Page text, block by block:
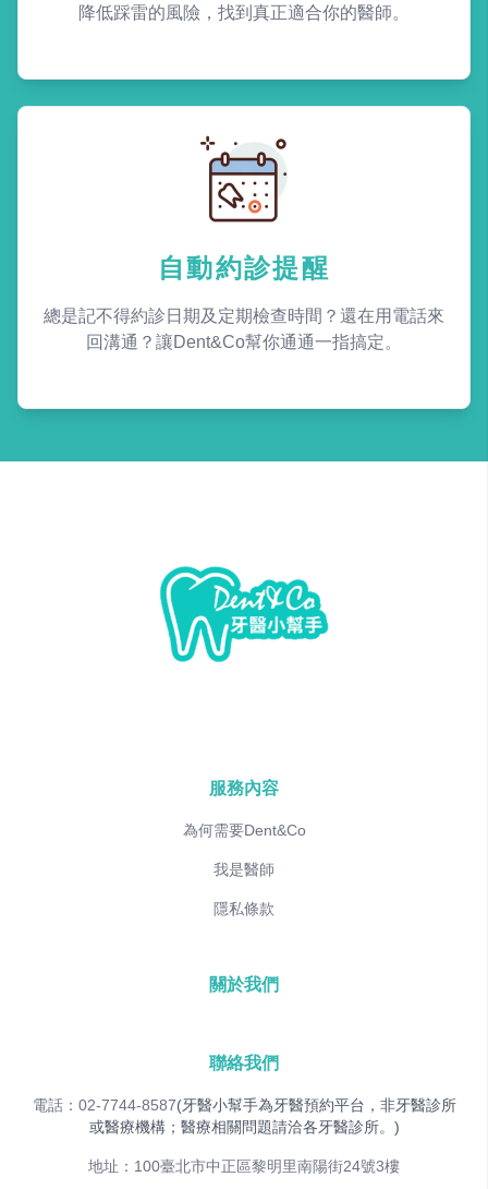
降低踩雷的風險，找到真正適合你的醫師。
自動約診提醒
總是記不得約診日期及定期檢查時間？還在用電話來
回溝通？讓Dent&Co幫你通通一指搞定。
服務內容
為何需要Dent&Co
我是醫師
隱私條款
關於我們
聯絡我們
電話：02-7744-8587(牙醫小幫手為牙醫預約平台，非牙醫診所
或醫療機構；醫療相關問題請洽各牙醫診所。)
地址：100臺北市中正區黎明里南陽街24號3樓